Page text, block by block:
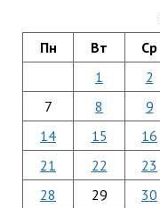
Пн Вт Ср
1 2
7
8 9
14
15 16
21
22 23
28
29 30